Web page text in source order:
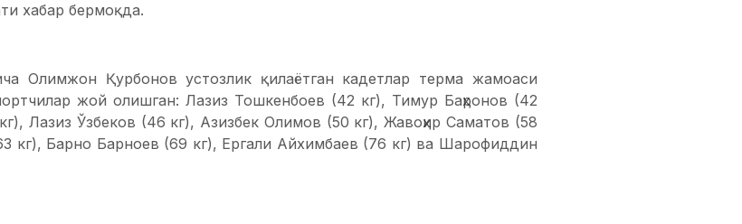
хабар бермоқда.
Олимжон Қурбонов устозлик қилаётган кадетлар терма жамоаси
жой олишган: Лазиз Тошкенбоев (42 кг), Тимур Баҳронов (42
Лазиз Ўзбеков (46 кг), Азизбек Олимов (50 кг), Жавоҳир Саматов (58
кг), Барно Барноев (69 кг), Ергали Айхимбаев (76 кг) ва Шарофиддин